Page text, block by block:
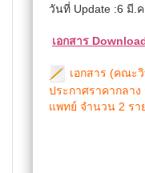
วันที่ Update :6 มี.
เอกสาร
เอกสาร (คณะ
ประกาศราคากลา
แพทย์ จำนวน 2 รา